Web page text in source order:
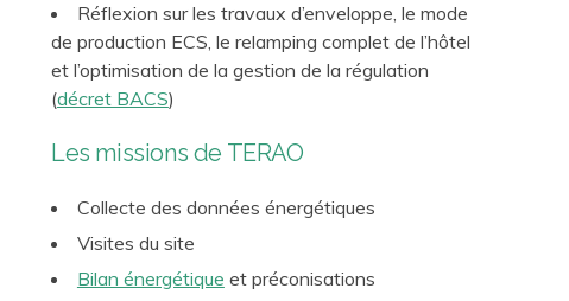
Réflexion sur les travaux d’enveloppe, le mode
de production ECS, le relamping complet de l’hôtel
et l’optimisation de la gestion de la régulation
(décret BACS)
Les missions de TERAO
Collecte des données énergétiques
Visites du site
Bilan énergétique et préconisations